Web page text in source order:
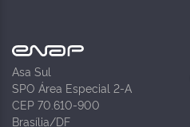
Asa Sul
SPO Área Especial 2-A
CEP 70.610-900
Brasília/DF